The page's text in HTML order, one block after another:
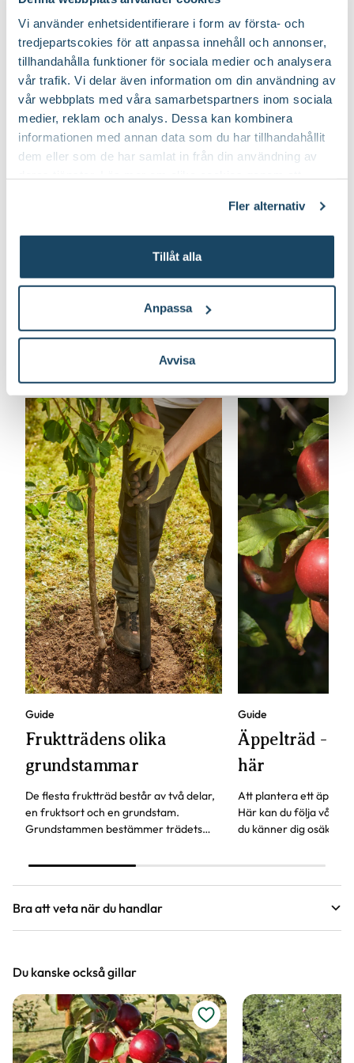
Vi använder enhetsidentifierare i form av första- och
tredjepartscokies för att anpassa innehåll och annonser,
tillhandahålla funktioner för sociala medier och analysera
vår trafik. Vi delar även information om din användning av
vår webbplats med våra samarbetspartners inom sociala
medier, reklam och analys. Dessa kan kombinera
informationen med annan data som du har tillhandahållit
dem eller som de har samlat in från din användning av
Fler alternativ
Tillåt alla
Anpassa
Avvisa
Art nr 336326
Till Produkten
till Träduppbindare väv produktsida
Så här planterar du fruktträd
Guide
Fruktträdens olika
grundstammar
De flesta fruktträd består av två delar,
en fruktsort och en grundstam.
Grundstammen bestämmer trädets
egenskaper är när trädet börjar bära
Guide
Äppelträd -
här
Att plantera ett
Här kan du följa våra
du känner dig osäker.
inget är det hög tid att
Bra att veta när du handlar
Vi försöker alltid ange växternas ungefärliga
mått, men då växter är levande och alla växter
är unika så kan måtten och din växts utseende
variera något från informationen och fotona på
hemsidan.
Du kanske också gillar